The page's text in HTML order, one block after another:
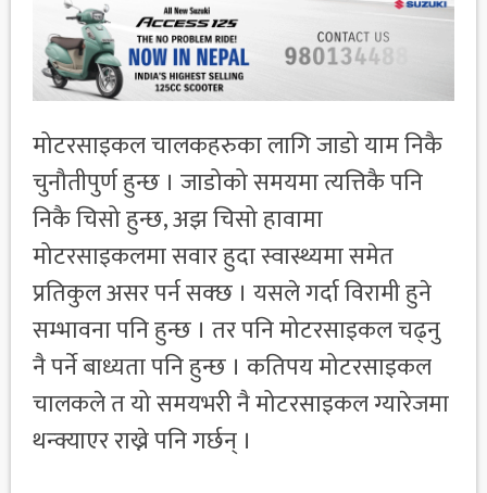
मोटरसाइकल चालकहरुका लागि जाडो याम निकै
चुनौतीपुर्ण हुन्छ । जाडोको समयमा त्यत्तिकै पनि
निकै चिसो हुन्छ, अझ चिसो हावामा
मोटरसाइकलमा सवार हुदा स्वास्थ्यमा समेत
प्रतिकुल असर पर्न सक्छ । यसले गर्दा विरामी हुने
सम्भावना पनि हुन्छ । तर पनि मोटरसाइकल चढ्नु
नै पर्ने बाध्यता पनि हुन्छ । कतिपय मोटरसाइकल
चालकले त यो समयभरी नै मोटरसाइकल ग्यारेजमा
थन्क्याएर राख्ने पनि गर्छन् ।